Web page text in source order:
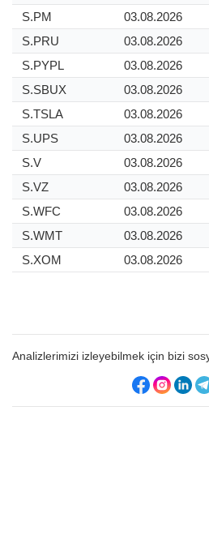
S.PM
03.08.2026
S.PRU
03.08.2026
S.PYPL
03.08.2026
S.SBUX
03.08.2026
S.TSLA
03.08.2026
S.UPS
03.08.2026
S.V
03.08.2026
S.VZ
03.08.2026
S.WFC
03.08.2026
S.WMT
03.08.2026
S.XOM
03.08.2026
Analizlerimizi izleyebilmek için bizi